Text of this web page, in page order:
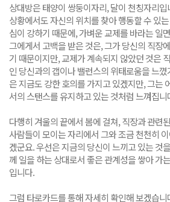
상대방은 태양이 쌍둥이자리, 달이 천칭자리
상황에서도 자신의 위치를 찾아 행동할 수 있
심이 강하기 때문에, 가벼운 교제를 바라는 일
그에게서 고백을 받은 것은, 그가 당신의 직장
기 때문이지만, 교제가 계속되지 않았던 것은
인 당신과의 갭이나 밸런스의 위태로움을 느
은 지금도 강한 호의를 가지고 있겠지만, 그는
서의 스탠스를 유지하고 있는 것처럼 느껴집니
다행히 겨울의 끝에서 봄에 걸쳐, 직장과 관련
사람들이 모이는 자리에서 그와 조금 천천히
겠군요. 우선은 지금의 당신이 느끼고 있는 것
께 일을 하는 상대로서 좋은 관계성을 쌓아 가
입니다.
그럼 타로카드를 통해 자세히 확인해 보겠습